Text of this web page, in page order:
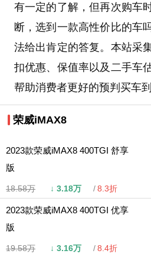
有一定的了解，但再次购车
断，选到一款高性价比的车
法给出肯定的答复。本站采
扣优惠、保值率以及二手车
帮助消费者更好的预判买车
荣威iMAX8
2023款荣威iMAX8 400TGI 舒享
版
18.58万 ↓ 3.18万 8.3折
2023款荣威iMAX8 400TGI 优享
版
19.58万 ↓ 3.16万 8.4折